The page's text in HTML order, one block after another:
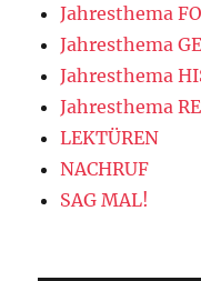
Jahresthema
Jahresthema
Jahresthema
Jahresthema
LEKTÜREN
NACHRUF
SAG MAL!